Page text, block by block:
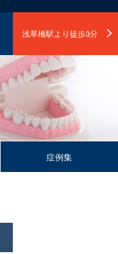
浅草橋駅より徒歩3分
症例集